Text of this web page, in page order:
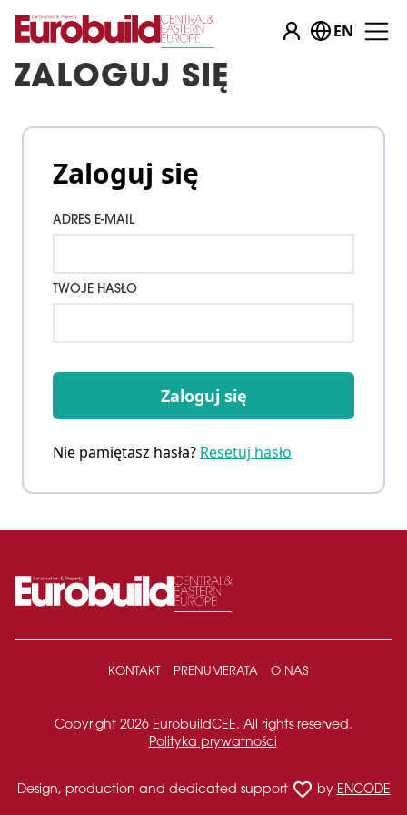
EN
ZALOGUJ SIĘ
Zaloguj się
ADRES E-MAIL
TWOJE HASŁO
Zaloguj się
Nie pamiętasz hasła? Resetuj hasło
KONTAKT PRENUMERATA O NAS
Copyright 2026 EurobuildCEE. All rights reserved.
Polityka prywatności
Design, production and dedicated support favorite_border by ENCODE